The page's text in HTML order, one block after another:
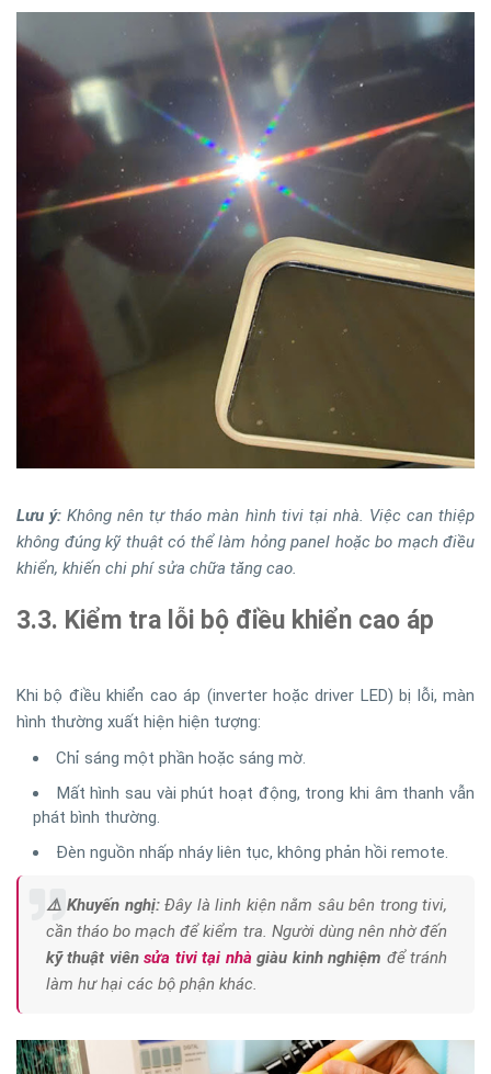
Lưu ý:Không nên tự tháo màn hình tivi tại nhà. Việc can thiệp
không đúng kỹ thuật có thể làm hỏng panel hoặc bo mạch điều
khiển, khiến chi phí sửa chữa tăng cao.
3.3. Kiểm tra lỗi bộ điều khiển cao áp
Khi bộ điều khiển cao áp (inverter hoặc driver LED) bị lỗi, màn
hình thường xuất hiện hiện tượng:
Chỉ sáng một phần hoặc sáng mờ.
Mất hình sau vài phút hoạt động, trong khi âm thanh vẫn
phát bình thường.
Đèn nguồn nhấp nháy liên tục, không phản hồi remote.
⚠️ Khuyến nghị:Đây là linh kiện nằm sâu bên trong tivi,
cần tháo bo mạch để kiểm tra. Người dùng nên nhờ đến
kỹ thuật viênsửa tivi tại nhàgiàu kinh nghiệm để tránh
làm hư hại các bộ phận khác.